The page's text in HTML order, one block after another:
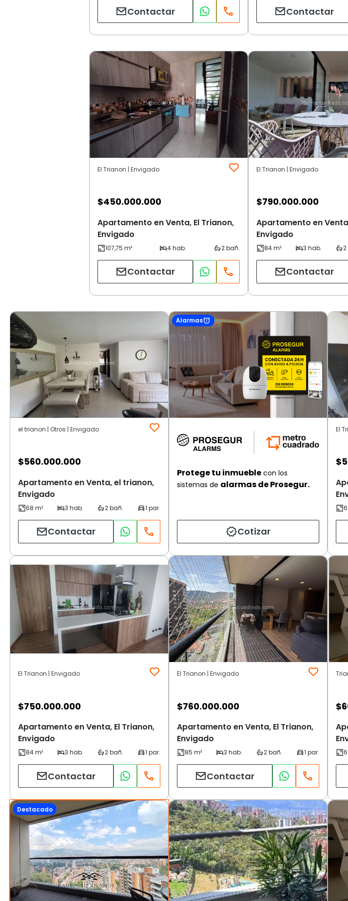
Contactar Contactar
El Trianon | Envigado
$450.000.000
Apartamento en Venta, El Trianon,
Envigado
Contactar
El Trianon | Envigado
$790.000.000
Apartamento en
Envigado
Contactar
el trianon | Otros | Envigado
$560.000.000
Apartamento en Venta, el trianon,
Envigado
Contactar
Alarmas
Protege tu inmueble con los
sistemas de alarmas de Prosegur.
Cotizar
El
$
El Trianon | Envigado
$750.000.000
Apartamento en Venta, El Trianon,
Envigado
Contactar
El Trianon | Envigado
$760.000.000
Apartamento en Venta, El Trianon,
Envigado
Contactar
$
Destacado